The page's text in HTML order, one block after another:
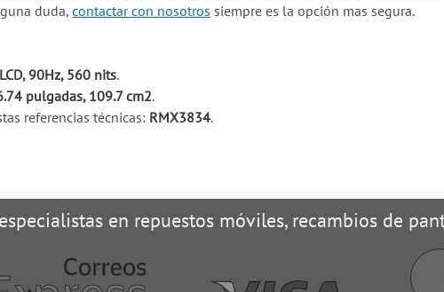
duda,contactar con nosotros siempre es la opción mas segura.
90Hz, 560 nits.
pulgadas, 109.7 cm2.
referencias técnicas: RMX3834.
en repuestos móviles, recambios de